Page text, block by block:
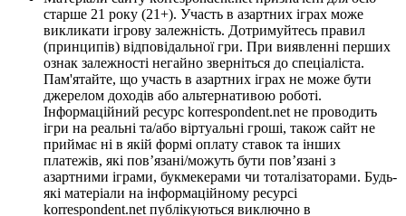
старше 21 року (21+). Участь в азартних іграх може
викликати ігрову залежність. Дотримуйтесь правил
(принципів) відповідальної гри. При виявленні перших
ознак залежності негайно зверніться до спеціаліста.
Пам'ятайте, що участь в азартних іграх не може бути
джерелом доходів або альтернативою роботі.
Інформаційний ресурс korrespondent.net не проводить
ігри на реальні та/або віртуальні гроші, також сайт не
приймає ні в якій формі оплату ставок та інших
платежів, які пов’язані/можуть бути пов’язані з
азартними іграми, букмекерами чи тоталізаторами. Будь-
які матеріали на інформаційному ресурсі
korrespondent.net публікуються виключно в